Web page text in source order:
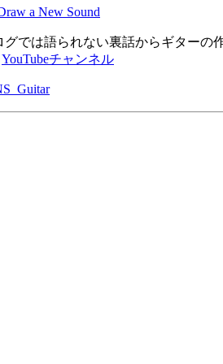
a New Sound
グでは語られない裏話からギター
YouTubeチャンネル